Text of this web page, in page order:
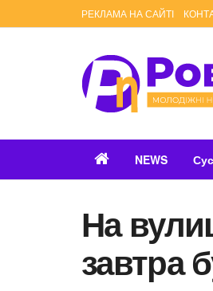
РЕКЛАМА НА САЙТІ
NEWS
На
завтра